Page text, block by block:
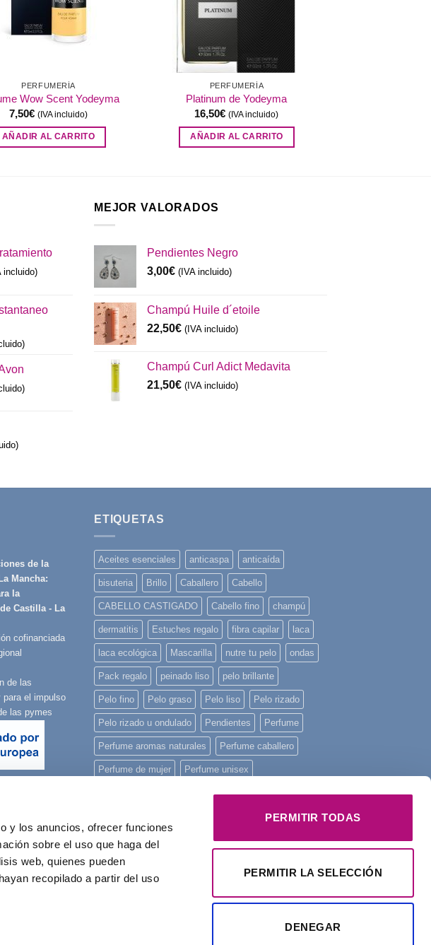
y los anuncios, ofrecer funciones
sobre el uso que haga del
web, quienes pueden
recopilado a partir del uso
PERMITIR TODAS
PERMITIR LA SELECCIÓN
DENEGAR
PERFUMERÍA
Wow Scent Yodeyma
7,50€ (IVA incluido)
AÑADIR AL CARRITO
PERFUMERÍA
Platinum de Yodeyma
16,50€ (IVA incluido)
AÑADIR AL CARRITO
incluido)
MEJOR VALORADOS
Pendientes Negro
3,00€ (IVA incluido)
Champú Huile d´etoile
22,50€ (IVA incluido)
Champú Curl Adict Medavita
21,50€ (IVA incluido)
de la
Mancha:
la
Castilla - La
cofinanciada
de las
el impulso
las pymes
ETIQUETAS
Aceites esenciales anticaspa anticaída
bisuteria Brillo Caballero Cabello
CABELLO CASTIGADO Cabello fino champú
dermatitis Estuches regalo fibra capilar laca
laca ecológica Mascarilla nutre tu pelo ondas
Pack regalo peinado liso pelo brillante
Pelo fino Pelo graso Pelo liso Pelo rizado
Pelo rizado u ondulado Pendientes Perfume
Perfume aromas naturales Perfume caballero
Perfume de mujer Perfume unisex
piel sensible piscina
Principios activos
reconstruye tu pelo regalo Regalo Navidad
regalos